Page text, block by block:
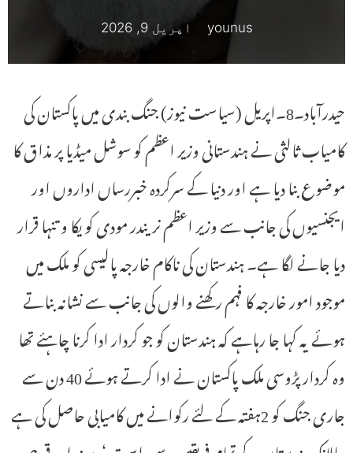
younus اپریل 9, 2026
حیدرآباد۔8۔اپریل (سیاست نیوز) جنگ بندی میں پاکستان کی
کامیاب ثالثی نے ہندستانی وزیر اعظم کو سوشل میڈیا پر مذاق کا
موضوع بنا دیا ہے اور دنیا کے سرکردہ خبررساں اداروں اور
ایجنسیوں کی جانب سے وزیر اعظم نریندر مودی کو یکا و تنہا قرار
دیا جانے لگا ہے۔ ہندستان کی ناکام خارجہ پالیسی کو ملک میں
موجود امور خارجہ کا فہم رکھنے والوں کی جانب سے نشانہ بناتے
ہوئے یہ کہا جا رہاہے کہ ہندستان کو جو کردار ادا کرنا چاہئے تھا
وہ کردار پڑوسی ملک پاکستان نے ادا کرتے ہوئے 40 دن سے
جاری جنگ کو 2ہفتہ کے لئے رکوانے میں کامیابی حاصل کی ہے